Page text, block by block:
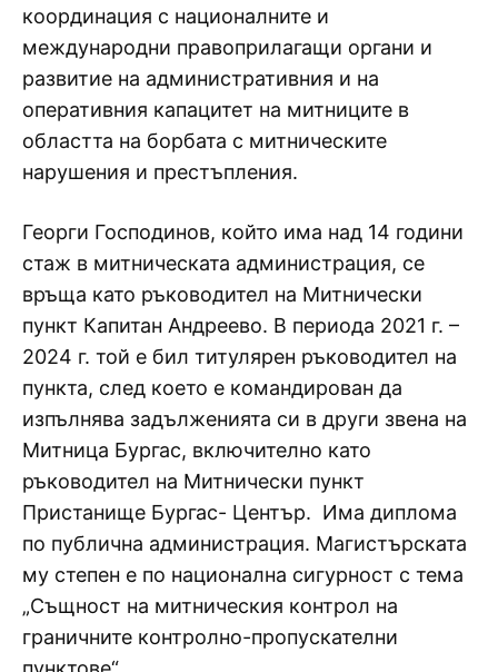
координация с националните и
международни правоприлагащи органи и
развитие на административния и на
оперативния капацитет на митниците в
областта на борбата с митническите
нарушения и престъпления.
Георги Господинов, който има над 14 години
стаж в митническата администрация, се
връща като ръководител на Митнически
пункт Капитан Андреево. В периода 2021 г. –
2024 г. той е бил титулярен ръководител на
пункта, след което е командирован да
изпълнява задълженията си в други звена на
Митница Бургас, включително като
ръководител на Митнически пункт
Пристанище Бургас- Център. Има диплома
по публична администрация. Магистърската
му степен е по национална сигурност с тема
„Същност на митническия контрол на
граничните контролно-пропускателни